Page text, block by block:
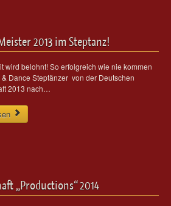
2013 im Steptanz!
wird belohnt! So erfolgreich wie nie kommen
Dance Steptänzer von der Deutschen
2013 nach…
„Productions“ 2014